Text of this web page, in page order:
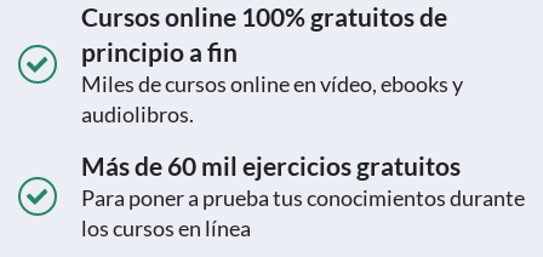
Cursos online 100% gratuitos de
principio a fin
Miles de cursos online en vídeo, ebooks y
audiolibros.
Más de 60 mil ejercicios gratuitos
Para poner a prueba tus conocimientos durante
los cursos en línea